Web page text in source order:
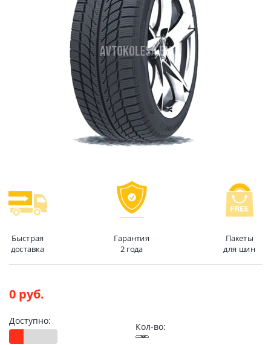
Быстрая
доставка
Гарантия
2 года
Пакеты
для шин
0 руб.
Доступно:
Кол-во: